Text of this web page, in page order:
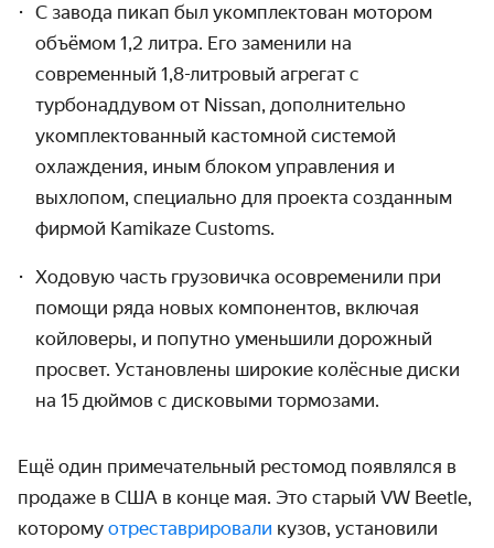
С завода пикап был укомплектован мотором
объёмом 1,2 литра. Его заменили на
современный 1,8-литровый агрегат с
турбонаддувом от Nissan, дополнительно
укомплектованный кастомной системой
охлаждения, иным блоком управления и
выхлопом, специально для проекта созданным
фирмой Kamikaze Customs.
Ходовую часть грузовичка осовременили при
помощи ряда новых компонентов, включая
койловеры, и попутно уменьшили дорожный
просвет. Установлены широкие колёсные диски
на 15 дюймов с дисковыми тормозами.
Ещё один примечательный рестомод появлялся в
продаже в США в конце мая. Это старый VW Beetle,
которому отреставрировали кузов, установили